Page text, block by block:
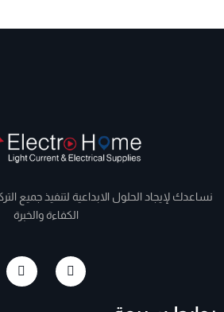
نساعدك لإيجاد الحلول الابداعية لتنفيذ جميع
الكفاءة والخبرة
F
a
c
I
n
s